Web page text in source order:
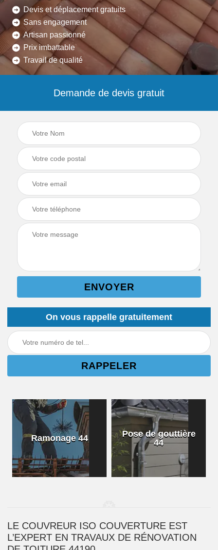
Devis et déplacement gratuits
Sans engagement
Artisan passionné
Prix imbattable
Travail de qualité
Demande de devis gratuit
On vous rappelle gratuitement
Ramonage 44
Pose de gouttière
44
LE COUVREUR ISO COUVERTURE EST
L’EXPERT EN TRAVAUX DE RÉNOVATION